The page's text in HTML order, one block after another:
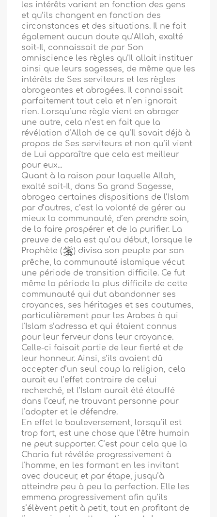
les intérêts varient en fonction des gens
et qu’ils changent en fonction des
circonstances et des situations. Il ne fait
également aucun doute qu’Allah, exalté
soit-Il, connaissait de par Son
omniscience les règles qu’Il allait instituer
ainsi que leurs sagesses, de même que les
intérêts de Ses serviteurs et les règles
abrogeantes et abrogées. Il connaissait
parfaitement tout cela et n’en ignorait
rien. Lorsqu’une règle vient en abroger
une autre, cela n’est en fait que la
révélation d’Allah de ce qu’Il savait déjà à
propos de Ses serviteurs et non qu’il vient
de Lui apparaître que cela est meilleur
pour eux...
Quant à la raison pour laquelle Allah,
exalté soit-Il, dans Sa grand Sagesse,
abrogea certaines dispositions de l’Islam
par d’autres, c’est la volonté de gérer au
mieux la communauté, d’en prendre soin,
de la faire prospérer et de la purifier. La
preuve de cela est qu’au début, lorsque le
Prophète (
) divisa son peuple par son
prêche, la communauté islamique vécut
une période de transition difficile. Ce fut
même la période la plus difficile de cette
communauté qui dut abandonner ses
croyances, ses héritages et ses coutumes,
particulièrement pour les Arabes à qui
l’Islam s’adressa et qui étaient connus
pour leur ferveur dans leur croyance.
Celle-ci faisait partie de leur fierté et de
leur honneur. Ainsi, s’ils avaient dû
accepter d’un seul coup la religion, cela
aurait eu l’effet contraire de celui
recherché, et l’Islam aurait été étouffé
dans l’œuf, ne trouvant personne pour
l’adopter et le défendre.
En effet le bouleversement, lorsqu’il est
trop fort, est une chose que l’être humain
ne peut supporter. C’est pour cela que la
Charia fut révélée progressivement à
l’homme, en les formant en les invitant
avec douceur, et par étape, jusqu’à
atteindre peu à peu la perfection. Elle les
emmena progressivement afin qu’ils
s’élèvent petit à petit, tout en profitant de